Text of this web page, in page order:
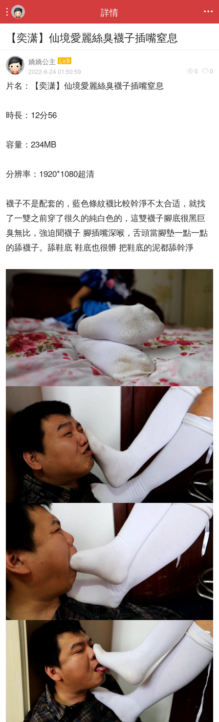
 詳情 
【奕潇】仙境愛麗絲臭襪子插嘴窒息
嬌嬌公主 Lv.9
 0  0
2022-6-24 01:50:59
片名：【奕潇】仙境愛麗絲臭襪子插嘴窒息
時長：12分56
容量：234MB
分辨率：1920*1080超清
襪子不是配套的，藍色條紋襪比較幹淨不太合适，就找
了一雙之前穿了很久的純白色的，這雙襪子腳底很黑巨
臭無比，強迫聞襪子 腳插嘴深喉，舌頭當腳墊一點一點
的舔襪子。舔鞋底 鞋底也很髒 把鞋底的泥都舔幹淨